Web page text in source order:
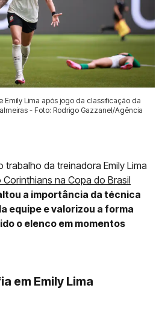
Emily Lima após jogo da classificação da
- Foto: Rodrigo Gazzanel/Agência
da treinadora Emily Lima
na Copa do Brasil
a importância da técnica
equipe e valorizou a forma
o elenco em momentos
em Emily Lima